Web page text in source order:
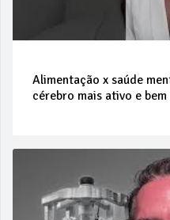
Alimentação x saúde
cérebro mais ativo e